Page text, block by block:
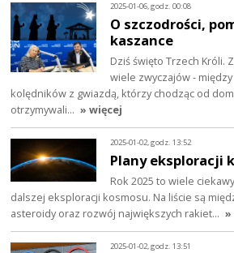
2025-01-06, godz. 00:08
O szczodrości,
kaszance
Dziś święto Trzech Króli.
wiele zwyczajów -
kolędników z gwiazdą, którzy chodząc od
otrzymywali… » więcej
2025-01-02, godz. 13:52
Plany eksploracji
Rok 2025 to wiele
dalszej eksploracji kosmosu. Na liście są
asteroidy oraz rozwój największych rakiet… »
2025-01-02, godz. 13:51